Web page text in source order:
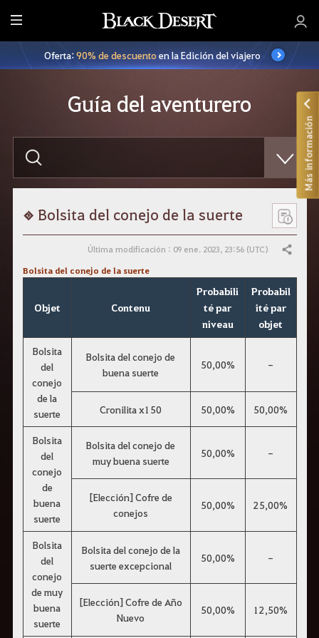
T
o
d
Oferta:90% de descuentoen la Edición del viajero
Guía del aventurero
r
i
Bolsita del conejo de la suerte
Última modificación : 09 ene. 2023, 23:56 (UTC) Compartir
Bolsita del conejo de la suerte
Objet Contenu
Probabili
té par
niveau
Probabil
ité par
objet
Bolsita
del
conejo
de la
suerte
Bolsita del conejo de
buena suerte
50,00% -
Cronilita x150 50,00% 50,00%
Bolsita
del
conejo
de
buena
suerte
Bolsita del conejo de
muy buena suerte
50,00% -
[Elección] Cofre de
conejos
50,00% 25,00%
Bolsita
del
conejo
de muy
buena
suerte
Bolsita del conejo de la
suerte excepcional
50,00% -
[Elección] Cofre de Año
Nuevo
50,00% 12,50%
Más información